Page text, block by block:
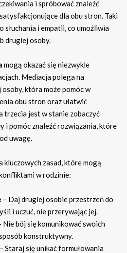
i spróbować znaleźć
dla obu stron. Taki
słuchania i empatii, co umożliwia
drugiej osoby.
mogą okazać się niezwykle
Mediacja polega na
która może pomóc w
obu stron oraz ułatwić
trzecia jest w stanie zobaczyć
i pomóc znaleźć rozwiązania, które
uwagę.
kluczowych zasad, które mogą
w rodzinie:
– Daj drugiej osobie przestrzeń do
i uczuć, nie przerywając jej.
Nie bój się komunikować swoich
konstruktywny.
– Staraj się unikać formułowania